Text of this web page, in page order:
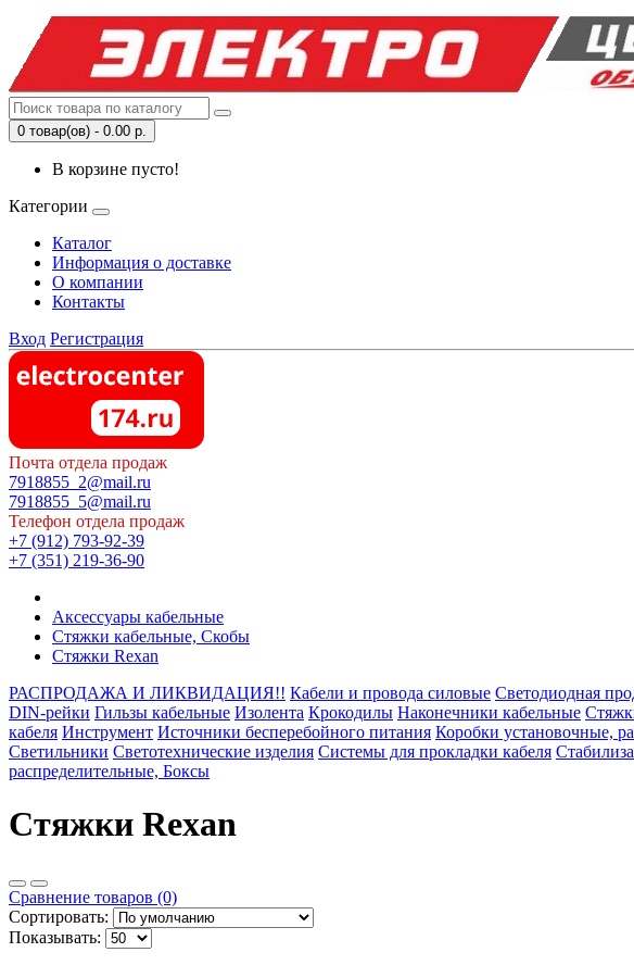
0 товар(ов) - 0.00 р.
В корзине пусто!
Категории
Каталог
Информация о доставке
О компании
Контакты
Вход Регистрация
Почта отдела продаж
7918855_2@mail.ru
7918855_5@mail.ru
Телефон отдела продаж
+7 (912) 793-92-39
+7 (351) 219-36-90
Аксессуары кабельные
Стяжки кабельные, Скобы
Стяжки Rexan
РАСПРОДАЖА И ЛИКВИДАЦИЯ!! Кабели и провода силовые Светодиодная
DIN-рейки Гильзы кабельные Изолента Крокодилы Наконечники кабельные
кабеля Инструмент Источники бесперебойного питания Коробки установочные,
Светильники Светотехнические изделия Системы для прокладки кабеля
распределительные, Боксы
Стяжки Rexan
Сравнение товаров (0)
Сортировать:
Показывать: